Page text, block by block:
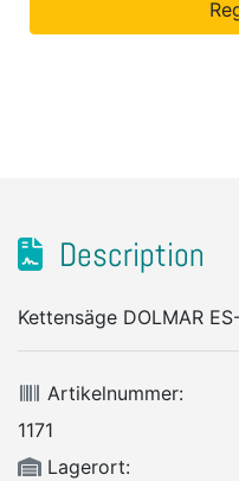
Description
Kettensäge DOLMAR
Artikelnummer:
1171
Lagerort: